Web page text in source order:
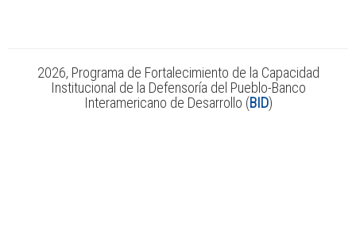
2026, Programa de Fortalecimiento de la Capacidad
Institucional de la Defensoría del Pueblo-Banco
Interamericano de Desarrollo (BID)